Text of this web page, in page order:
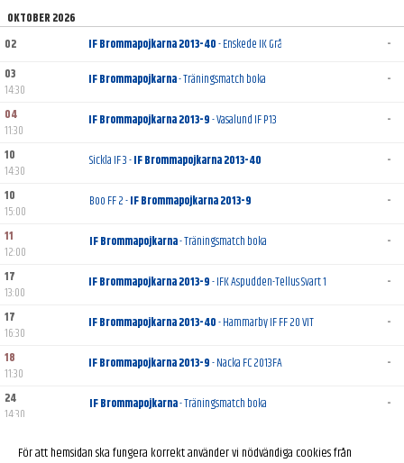
OKTOBER 2026
02
IF Brommapojkarna 2013-40- Enskede IK Grå
-
03
14:30
IF Brommapojkarna- Träningsmatch boka
-
04
11:30
IF Brommapojkarna 2013-9- Vasalund IF P13
-
10
14:30
Sickla IF 3 -IF Brommapojkarna 2013-40
-
10
15:00
Boo FF 2 -IF Brommapojkarna 2013-9
-
11
12:00
IF Brommapojkarna- Träningsmatch boka
-
17
13:00
IF Brommapojkarna 2013-9- IFK Aspudden-Tellus Svart 1
-
17
16:30
IF Brommapojkarna 2013-40- Hammarby IF FF 20 VIT
-
18
11:30
IF Brommapojkarna 2013-9- Nacka FC 2013FA
-
24
14:30
IF Brommapojkarna- Träningsmatch boka
-
16:00
IF Brommapojkarna - Träningsmatch boka
För att hemsidan ska fungera korrekt använder vi nödvändiga cookies från